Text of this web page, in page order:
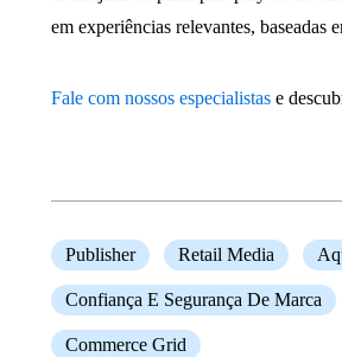
em experiências relevantes, baseadas
Fale com nossos especialistas e
Publisher Retail Media
Confiança E Segurança De Marca
Commerce Grid